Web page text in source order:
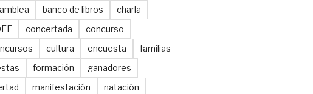
banco de libros
charla
concertada
concurso
cultura encuesta
familias
formación
ganadores
manifestación
natación